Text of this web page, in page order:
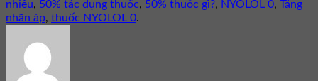
nhiêu, 50% tác dụng thuốc, 50% thuốc gì?, NYOLOL 0, Tăng
nhãn áp, thuốc NYOLOL 0.